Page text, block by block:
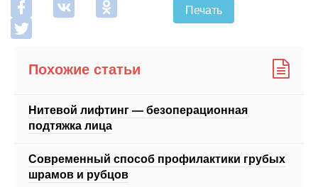
Печать
Похожие статьи
Нитевой лифтинг — безоперационная
подтяжка лица
Современный способ профилактики грубых
шрамов и рубцов